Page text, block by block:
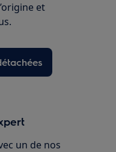
et
un de nos